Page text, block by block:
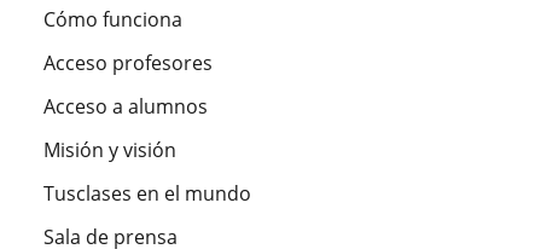
Cómo funciona
Acceso profesores
Acceso a alumnos
Misión y visión
Tusclases en el mundo
Sala de prensa